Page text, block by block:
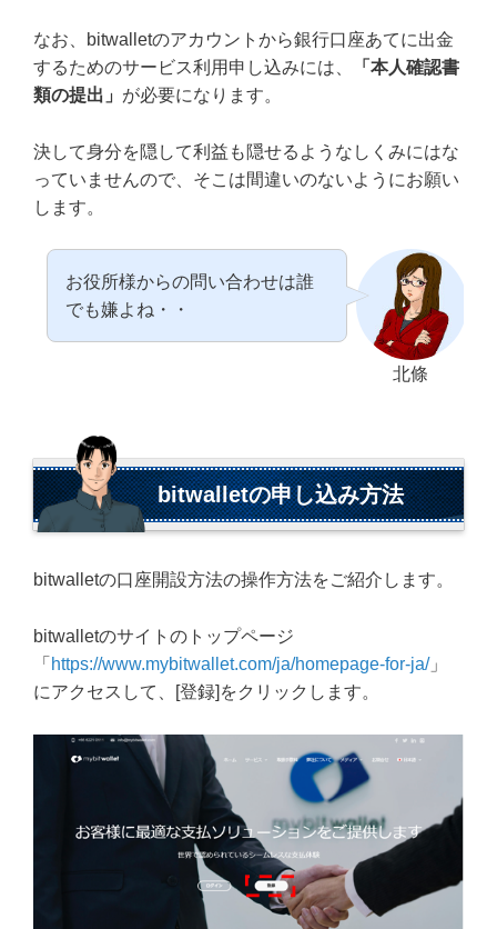
なお、bitwalletのアカウントから銀行口座あてに出金
するためのサービス利用申し込みには、
「本人確認書
類の提出」 が必要になります。
決して身分を隠して利益も隠せるようなしくみにはな
っていませんので、そこは間違いのないようにお願い
します。
北條
お役所様からの問い合わせは誰
でも嫌よね・・
bitwalletの申し込み方法
bitwalletの口座開設方法の操作方法をご紹介します。
bitwalletのサイトのトップページ
「 https://www.mybitwallet.com/ja/homepage-for-ja/」
にアクセスして、[登録]をクリックします。